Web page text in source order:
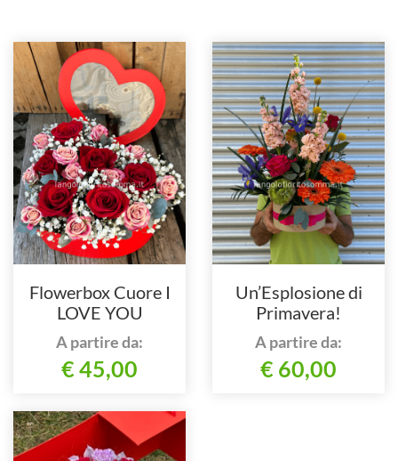
Flowerbox Cuore I
LOVE YOU
A partire da:
€ 45,00
Un’Esplosione di
Primavera!
A partire da:
€ 60,00